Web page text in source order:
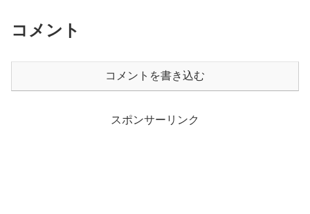
コメント
コメントを書き込む
スポンサーリンク